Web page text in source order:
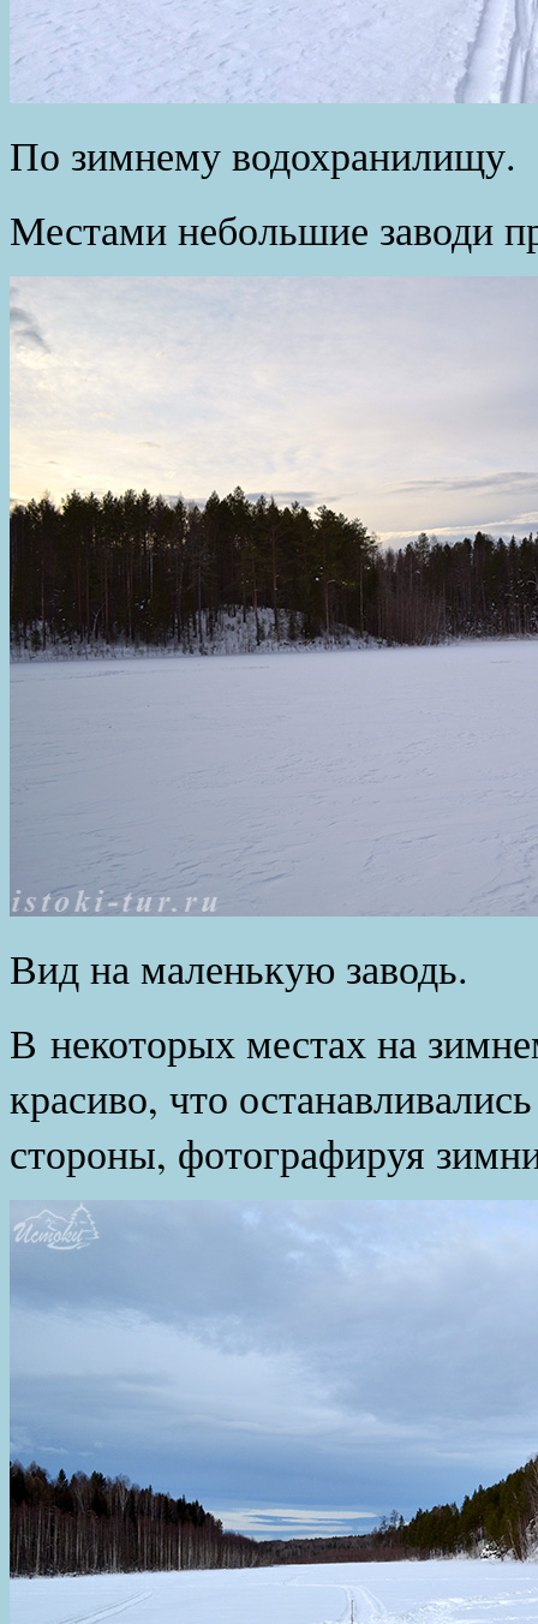
По зимнему водохранилищу.
Местами небольшие заводи
Вид на маленькую заводь.
В некоторых местах на
красиво, что
стороны, фотографируя